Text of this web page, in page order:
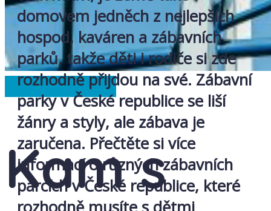
Česká republika
Kam s
domovem jedněch z nejlepších
hospod, kaváren a zábavních
parků, takže děti i rodiče si zde
rozhodně přijdou na své. Zábavní
parky v České republice se liší
žánry a styly, ale zábava je
zaručena. Přečtěte si více
informací o různých zábavních
parcích v České republice, které